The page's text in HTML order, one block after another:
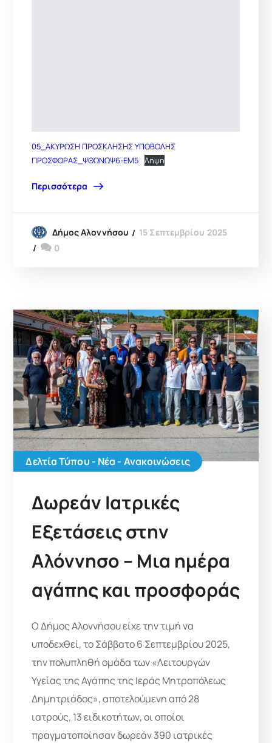
05_ΑΚΥΡΩΣΗ ΠΡΟΣΚΛΗΣΗΣ ΥΠΟΒΟΛΗΣ
ΠΡΟΣΦΟΡΑΣ_ΨΘΩΝΩΨ6-ΕΜ5 Λήψη
Περισσότερα
Δήμος Αλοννήσου
15 Σεπτεμβρίου 2025
0
Δελτία Τύπου - Νέα - Ανακοινώσεις
Δωρεάν Ιατρικές
Εξετάσεις στην
Αλόννησο – Μια ημέρα
αγάπης και προσφοράς
Ο Δήμος Αλοννήσου είχε την τιμή να
υποδεχθεί, το Σάββατο 6 Σεπτεμβρίου 2025,
την πολυπληθή ομάδα των «Λειτουργών
Υγείας της Αγάπης της Ιεράς Μητροπόλεως
Δημητριάδος», αποτελούμενη από 28
ιατρούς, 13 ειδικοτήτων, οι οποίοι
πραγματοποίησαν δωρεάν 390 ιατρικές